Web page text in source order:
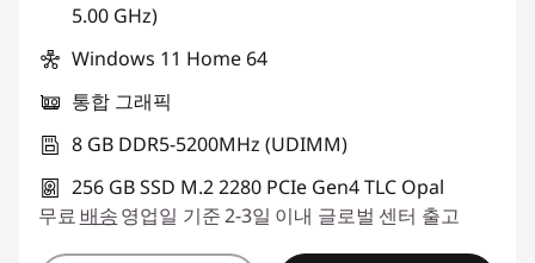
5.00 GHz)
Windows 11 Home 64
통합 그래픽
8 GB DDR5-5200MHz (UDIMM)
256 GB SSD M.2 2280 PCIe Gen4 TLC Opal
무료 배송영업일 기준 2-3일 이내 글로벌 센터 출고